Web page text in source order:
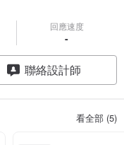
回應速度
-
聯絡設計師
看全部 (5)